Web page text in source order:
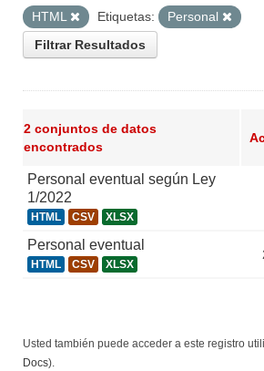
HTML
Etiquetas:
Personal
Filtrar Resultados
2 conjuntos de datos
encontrados
Personal eventual según Ley
1/2022
HTML CSV XLSX
Personal eventual
HTML CSV XLSX
Usted también puede acceder a este registro
Docs).